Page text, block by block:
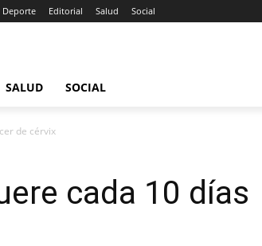
Deporte Editorial Salud Social
SALUD SOCIAL
de cérvix
cada 10 días